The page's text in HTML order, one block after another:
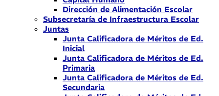
Dirección de Alimentación Escolar
Subsecretaría de Infraestructura Escolar
Juntas
Junta Calificadora de Méritos de Ed.
Inicial
Junta Calificadora de Méritos de Ed.
Primaria
Junta Calificadora de Méritos de Ed.
Secundaria